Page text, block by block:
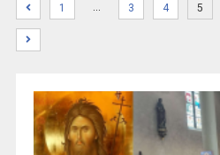
1 … 3 4 5